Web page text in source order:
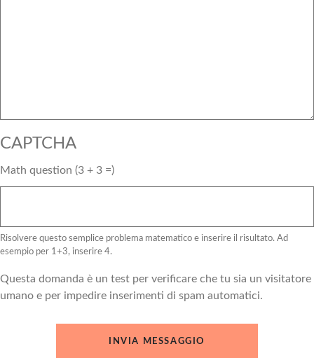
CAPTCHA
Math question (3 + 3 =)
Risolvere questo semplice problema matematico e inserire il risultato. Ad
esempio per 1+3, inserire 4.
Questa domanda è un test per verificare che tu sia un visitatore
umano e per impedire inserimenti di spam automatici.